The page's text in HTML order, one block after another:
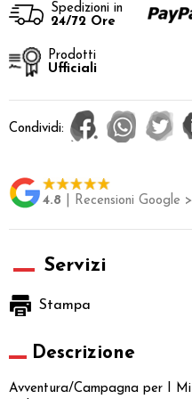
Spedizioni in
24/72 Ore
Prodotti
Ufficiali
Condividi:
4.8 | Recensioni Google >
Servizi
Stampa
Descrizione
Avventura/Campagna per I